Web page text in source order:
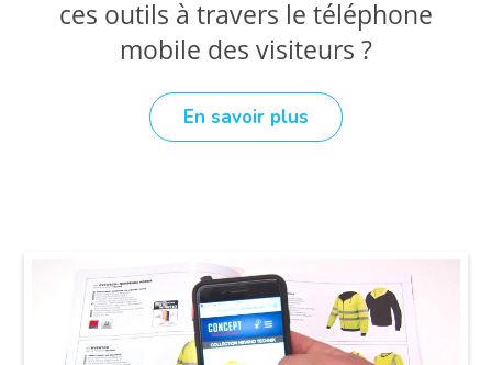
ces outils à travers le téléphone
mobile des visiteurs ?
En savoir plus